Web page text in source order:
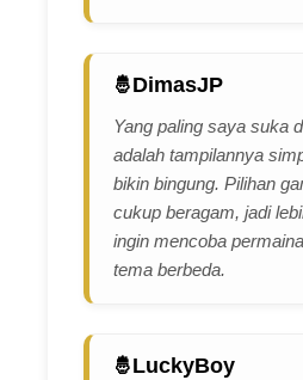
DimasJP
Yang paling saya suka
adalah tampilannya
bikin bingung. Pilihan
cukup beragam, jadi
ingin mencoba
tema berbeda.
LuckyBoy